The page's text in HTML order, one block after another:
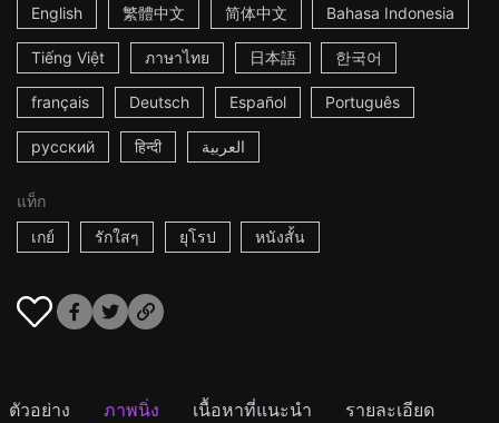
English
繁體中文 简体中文 Bahasa Indonesia
Tiếng Việt ภาษาไทย 日本語 한국어
français Deutsch Español Português
русский हिन्दी العربية
แท็ก
เกย์
รักใสๆ ยุโรป หนังสั้น
ตัวอย่าง ภาพนิ่ง เนื้อหาที่แนะนำ รายละเอียด